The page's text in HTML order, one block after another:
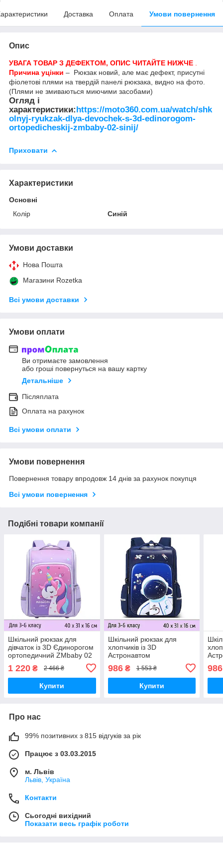
Доставка Оплата Умови повернення
Опис
УВАГА ТОВАР З ДЕФЕКТОМ, ОПИС ЧИТАЙТЕ НИЖЧЕ
Причина уцінки – Рюкзак новий, але має дефект, присутні
фіолетові плями на твердій панелі рюкзака, видно на фото.
(Плями не змиваються миючими засобами)
Огляд і
характеристики:https://moto360.com.ua/watch/shk
olnyj-ryukzak-dlya-devochek-s-3d-edinorogom-
ortopedicheskij-zmbaby-02-sinij/
Приховати
Характеристики
Основні
Колір
Синій
Умови доставки
Нова Пошта
Магазини Rozetka
Всі умови доставки
Умови оплати
Ви отримаєте замовлення
або гроші повернуться на вашу картку
Детальніше
Післяплата
Оплата на рахунок
Всі умови оплати
Умови повернення
Повернення товару впродовж 14 днів за рахунок покупця
Всі умови повернення
Подібні товари компанії
Шкільний рюкзак для
дівчаток із 3D Єдинорогом
ортопедичний ZMbaby 02
— Фіолетовий — 3-6 клас,
висота 40 см
1 220 ₴ 2 466 ₴
Купити
Шкільний рюкзак для
хлопчиків із 3D
Астронавтом
Синій — 3-6 клас, висота
40 см
986₴ 1 553 ₴
Купити
37
986
Про нас
99% позитивних з 815 відгуків за рік
Працює з 03.03.2015
м. Львів
Львів, Україна
Контакти
Сьогодні вихідний
Показати весь графік роботи